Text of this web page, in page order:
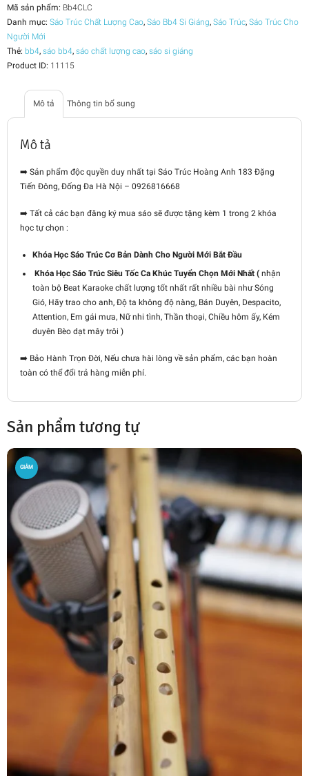
số
Mã sản phẩm: Bb4CLC
Danh mục: Sáo Trúc Chất Lượng Cao, Sáo Bb4 Si Giáng, Sáo Trúc, Sáo Trúc Cho
Người Mới
Thẻ: bb4, sáo bb4, sáo chất lượng cao, sáo si giáng
Product ID: 11115
Mô tả Thông tin bổ sung
Mô tả
➡️ Sản phẩm độc quyền duy nhất tại Sáo Trúc Hoàng Anh 183 Đặng
Tiến Đông, Đống Đa Hà Nội – 0926816668
➡️ Tất cả các bạn đăng ký mua sáo sẽ được tặng kèm 1 trong 2 khóa
học tự chọn :
Khóa Học Sáo Trúc Cơ Bản Dành Cho Người Mới Bắt Đầu
Khóa Học Sáo Trúc Siêu Tốc Ca Khúc Tuyển Chọn Mới Nhất ( nhận
toàn bộ Beat Karaoke chất lượng tốt nhất rất nhiều bài như Sóng
Gió, Hãy trao cho anh, Độ ta không độ nàng, Bán Duyên, Despacito,
Attention, Em gái mưa, Nữ nhi tình, Thần thoại, Chiều hôm ấy, Kém
duyên Bèo dạt mây trôi )
➡️ Bảo Hành Trọn Đời, Nếu chưa hài lòng về sản phẩm, các bạn hoàn
toàn có thể đổi trả hàng miễn phí.
Sản phẩm tương tự
GIẢM
GIÁ!